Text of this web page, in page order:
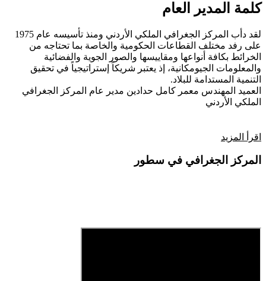
كلمة المدير العام
لقد دأب المركز الجغرافي الملكي الأردني ومنذ تأسيسه عام 1975
على رفد مختلف القطاعات الحكومية والخاصة بما تحتاجه من
الخرائط بكافة أنواعها ومقاييسها والصور الجوية والفضائية
والمعلومات الجيومكانية، إذ يعتبر شريكاً إستراتيجياً في تحقيق
التنمية المستدامة للبلاد.
العميد المهندس معمر كامل حدادين مدير عام المركز الجغرافي
الملكي الأردني
اقرأ المزيد
المركز الجغرافي في سطور